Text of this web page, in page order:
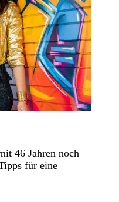
46 Jahren noch
für eine